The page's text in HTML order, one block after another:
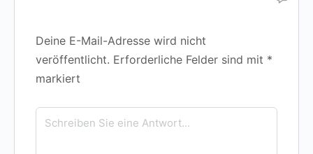
Deine E-Mail-Adresse wird nicht
veröffentlicht. Erforderliche Felder sind mit *
markiert